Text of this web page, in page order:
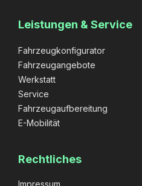
Leistungen & Service
Fahrzeugkonfigurator
Fahrzeugangebote
Werkstatt
Service
Fahrzeugaufbereitung
E-Mobilität
Rechtliches